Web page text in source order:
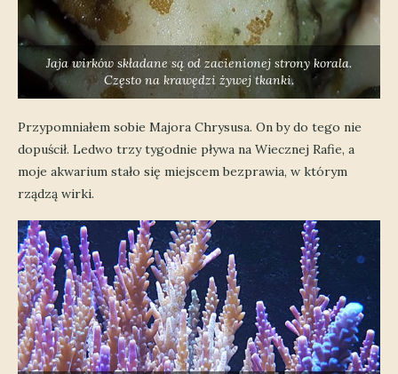
Jaja wirków składane są od zacienionej strony korala.
Często na krawędzi żywej tkanki.
Przypomniałem sobie Majora Chrysusa. On by do tego nie
dopuścił. Ledwo trzy tygodnie pływa na Wiecznej Rafie, a
moje akwarium stało się miejscem bezprawia, w którym
rządzą wirki.